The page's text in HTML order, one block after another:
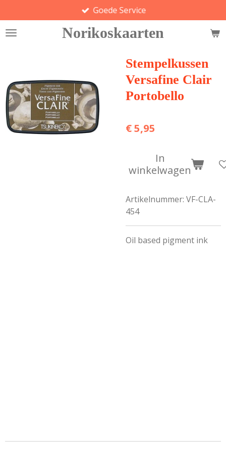
direct
naar
Norikoskaarten
Goede Service
Stempelkussen
Versafine Clair
Portobello
€ 5,95
In
winkelwagen
Artikelnummer: VF-CLA-
454
Oil based pigment ink